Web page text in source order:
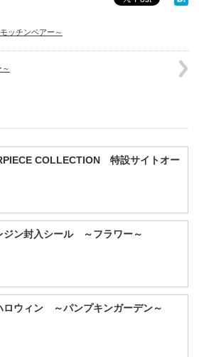
ッチンベアー～
COLLECTION 特設サイトオー
ン封入シール ～フラワー～
ウィン ～パンプキンガーデン～